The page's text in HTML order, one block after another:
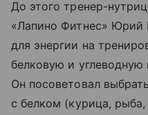
До этого тренер-
«Лапино Фитнес» Юрий
для энергии на
белковую и
Он посоветовал
с белком (курица,